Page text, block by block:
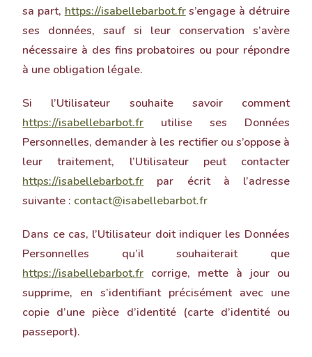
sa part, https://isabellebarbot.frs’engage à détruire
ses données, sauf si leur conservation s’avère
nécessaire à des fins probatoires ou pour répondre
à une obligation légale.
Si l’Utilisateur souhaite savoir comment
https://isabellebarbot.fr utilise ses Données
Personnelles, demander à les rectifier ou s’oppose à
leur traitement, l’Utilisateur peut contacter
https://isabellebarbot.fr par écrit à l’adresse
suivante : contact@isabellebarbot.fr
Dans ce cas, l’Utilisateur doit indiquer les Données
Personnelles qu’il souhaiterait que
https://isabellebarbot.fr corrige, mette à jour ou
supprime, en s’identifiant précisément avec une
copie d’une pièce d’identité (carte d’identité ou
passeport).